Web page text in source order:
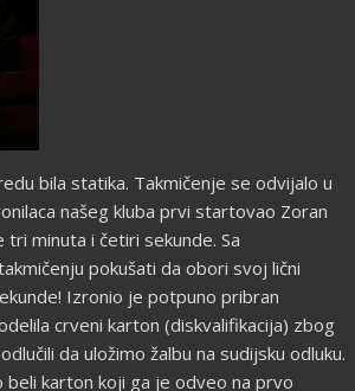
bila statika. Takmičenje se odvijalo u
našeg kluba prvi startovao Zoran
minuta i četiri sekunde. Sa
pokušati da obori svoj lični
Izronio je potpuno pribran
crveni karton (diskvalifikacija) zbog
da uložimo žalbu na sudijsku odluku.
beli karton koji ga je odveo na prvo